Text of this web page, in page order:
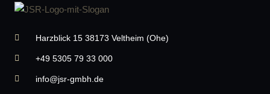
Harzblick 15 38173 Veltheim (Ohe)
+49 5305 79 33 000
info@jsr-gmbh.de